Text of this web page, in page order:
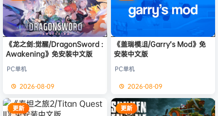
《龙之剑:觉醒/DragonSword :
Awakening》免安装中文版
PC单机
2026-08-09
《盖瑞模组/Garry’s Mod》免
安装中文版
PC单机
2026-08-09
更新 更新